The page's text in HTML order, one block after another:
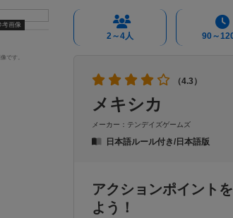
考画像
です。
2～4人 90～
（4.3）
メキシカ
メーカー：テンデイズゲームズ
日本語ルール付き/日本語版
アクションポイント
よう！